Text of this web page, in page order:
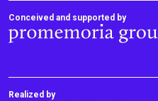
Conceived and supported by
Realized by